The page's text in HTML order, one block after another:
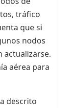
tráfico
que si
nodos
actualizarse.
aérea para
descrito